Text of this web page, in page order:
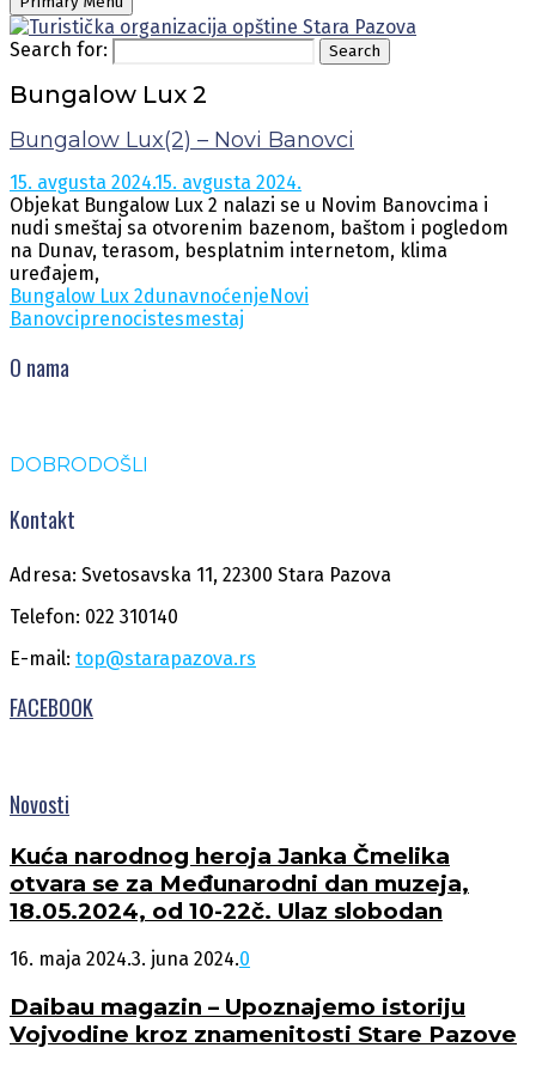
Search for: Search
Bungalow Lux 2
Bungalow Lux(2) – Novi Banovci
15. avgusta 2024.15. avgusta 2024.
Objekat Bungalow Lux 2 nalazi se u Novim Banovcima i
nudi smeštaj sa otvorenim bazenom, baštom i pogledom
na Dunav, terasom, besplatnim internetom, klima
uređajem,
Bungalow Lux 2dunavnoćenje Novi
Banovciprenocistesmestaj
O nama
DOBRODOŠLI
Kontakt
Adresa: Svetosavska 11, 22300 Stara Pazova
Telefon: 022 310140
E-mail: top@starapazova.rs
FACEBOOK
Novosti
Kuća narodnog heroja Janka Čmelika
otvara se za Međunarodni dan muzeja,
18.05.2024, od 10-22č. Ulaz slobodan
16. maja 2024.3. juna 2024.0
Daibau magazin – Upoznajemo istoriju
Vojvodine kroz znamenitosti Stare Pazove